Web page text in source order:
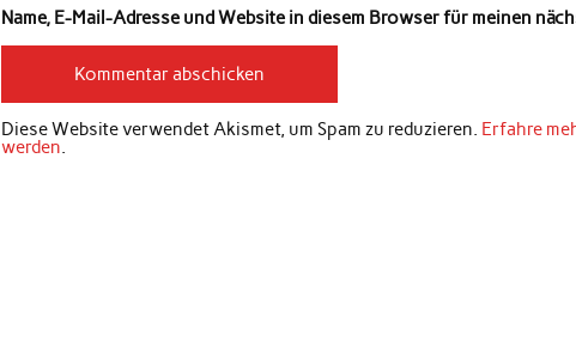
Name, E-Mail-Adresse und Website in diesem Browser für meinen
Diese Website verwendet Akismet, um Spam zu reduzieren. Erfahre
werden.